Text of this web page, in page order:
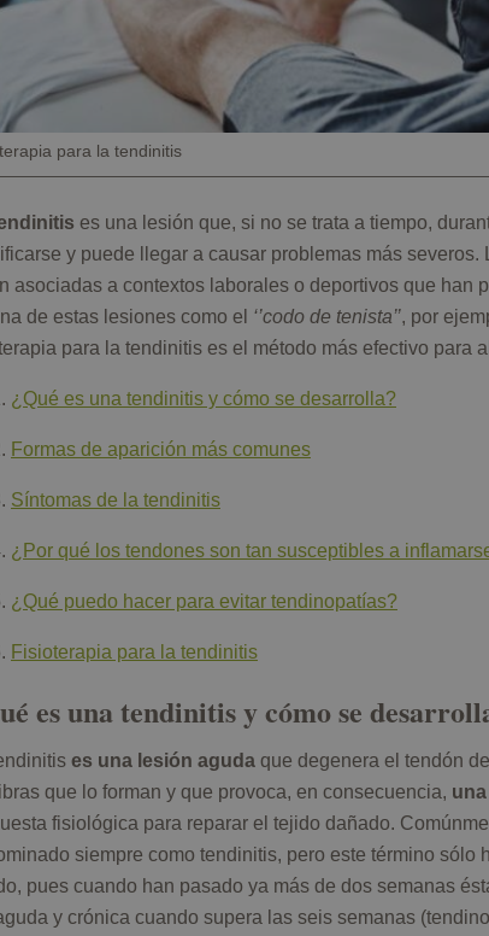
para la tendinitis
es una lesión que, si no se trata a tiempo,
y puede llegar a causar problemas más severos.
asociadas a contextos laborales o deportivos que han
de estas lesiones como el ‘’codo de tenista’’, por
para la tendinitis es el método más efectivo para
¿Qué es una tendinitis y cómo se desarrolla?
Formas de aparición más comunes
Síntomas de la tendinitis
¿Por qué los tendones son tan susceptibles a
¿Qué puedo hacer para evitar tendinopatías?
Fisioterapia para la tendinitis
es una tendinitis y cómo se
es una lesión aguda que degenera el tendón
que lo forman y que provoca, en consecuencia,
fisiológica para reparar el tejido dañado.
siempre como tendinitis, pero este término sólo
pues cuando han pasado ya más de dos semanas
y crónica cuando supera las seis semanas